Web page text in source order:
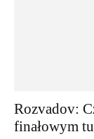
Rozvadov:
finałowym